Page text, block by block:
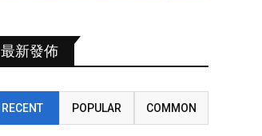
最新發佈
RECENT POPULAR COMMON